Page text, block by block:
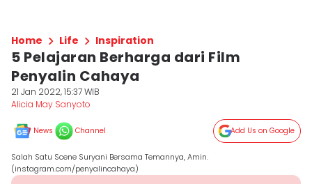
Home Life Inspiration
5 Pelajaran Berharga dari Film
Penyalin Cahaya
21 Jan 2022, 15:37 WIB
Alicia May Sanyoto
News Channel Add Us on Google
Salah Satu Scene Suryani Bersama Temannya, Amin.
(instagram.com/penyalincahaya)